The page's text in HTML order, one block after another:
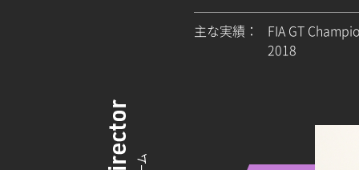
主な実績：
FIA GT
2018